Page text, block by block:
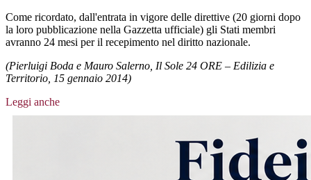
Come ricordato, dall'entrata in vigore delle direttive (20 giorni dopo
la loro pubblicazione nella Gazzetta ufficiale) gli Stati membri
avranno 24 mesi per il recepimento nel diritto nazionale.
(Pierluigi Boda e Mauro Salerno, Il Sole 24 ORE – Edilizia e
Territorio, 15 gennaio 2014)
Leggi anche